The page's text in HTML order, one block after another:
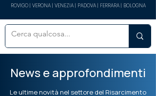
ROVIGO | VERONA | VENEZIA | PADOVA | FERRARA | BOLOGNA
News e approfondimenti
Le ultime novità nel settore del Risarcimento